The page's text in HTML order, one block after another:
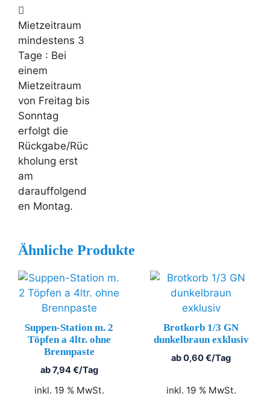
Mietzeitraum
mindestens 3
Tage : Bei
einem
Mietzeitraum
von Freitag bis
Sonntag
erfolgt die
Rückgabe/Rüc
kholung erst
am
darauffolgend
en Montag.
Ähnliche Produkte
Suppen-Station m. 2
Töpfen a 4ltr. ohne
Brennpaste
ab7,94€/Tag
inkl. 19 % MwSt.
Brotkorb 1/3 GN
dunkelbraun exklusiv
ab0,60€/Tag
inkl. 19 % MwSt.